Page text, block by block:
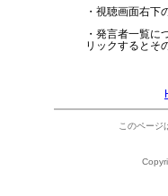
・視聴画面右
・発言者一覧
リックするとそ
このページ